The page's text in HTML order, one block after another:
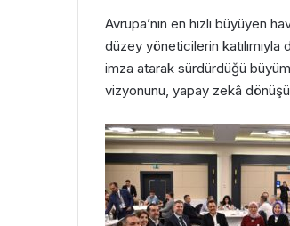
Avrupa’nın en hızlı büyüyen
düzey yöneticilerin
imza atarak sürdürdüğü
vizyonunu, yapay zekâ